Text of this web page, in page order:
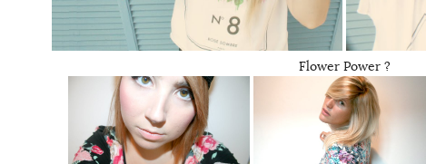
Flower Power ?